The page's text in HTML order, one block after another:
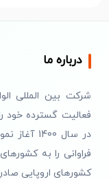
درباره ما
شرکت بین المللی
فعالیت گسترده خود
در سال
فراوانی را به
کشورهای اروپایی